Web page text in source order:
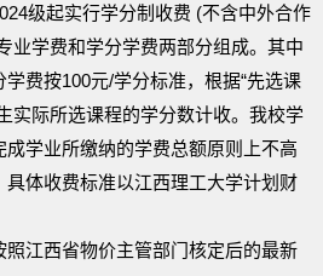
级起实行学分制收费 (不含中外合作
业学费和学分学费两部分组成。其中
费按100元/学分标准，根据“先选课
实际所选课程的学分数计收。我校学
学业所缴纳的学费总额原则上不高
体收费标准以江西理工大学计划财
照江西省物价主管部门核定后的最新